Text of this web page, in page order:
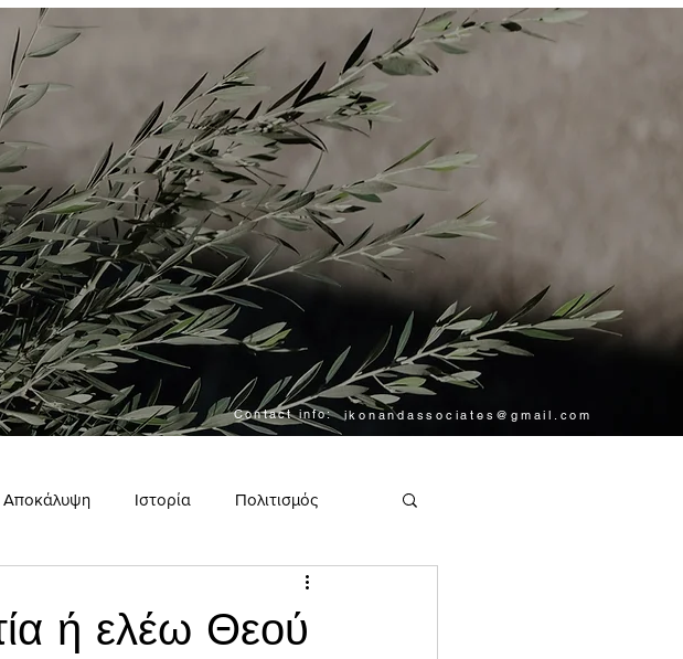
ikonandassociates@gmail.com
Contact info:
Αποκάλυψη Ιστορία Πολιτισμός
ή ελέω Θεού